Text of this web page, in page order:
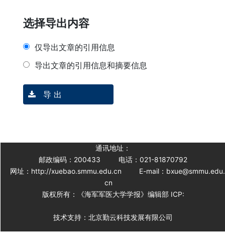
选择导出内容
仅导出文章的引用信息
导出文章的引用信息和摘要信息
导 出
通讯地址：
邮政编码：200433
电话：021-81870792
网址：http://xuebao.smmu.edu.cn
E-mail：bxue@smmu.edu.
cn
版权所有：《海军军医大学学报》编辑部 ICP:
技术支持：北京勤云科技发展有限公司